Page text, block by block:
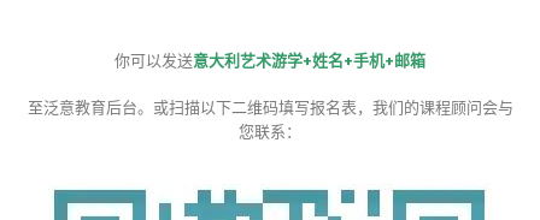
你可以发送意大利艺术游学+姓名+手机+邮箱
至泛意教育后台。或扫描以下二维码填写报名表，我们的课程顾问会与
您联系：